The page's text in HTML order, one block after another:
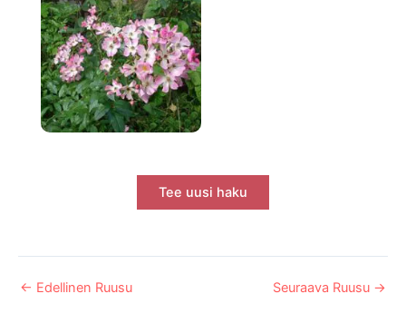
Tee uusi haku
← Edellinen Ruusu Seuraava Ruusu →